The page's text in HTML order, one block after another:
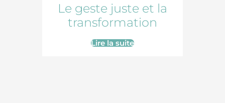
Le geste juste et la
transformation
Lire la suite